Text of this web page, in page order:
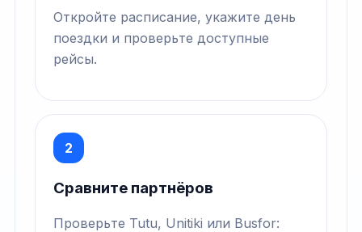
Откройте расписание, укажите день
поездки и проверьте доступные
рейсы.
2
Сравните партнёров
Проверьте Tutu, Unitiki или Busfor: